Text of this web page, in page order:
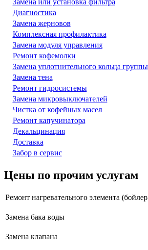
Замена или установка фильтра
Диагностика
Замена жерновов
Комплексная профилактика
Замена модуля управления
Ремонт кофемолки
Замена уплотнительного кольца группы
Замена тена
Ремонт гидросистемы
Замена микровыключателей
Чистка от кофейных масел
Ремонт капучинатора
Декальцинация
Доставка
Забор в сервис
Цены по прочим услугам
Ремонт нагревательного элемента
Замена бака воды
Замена клапана